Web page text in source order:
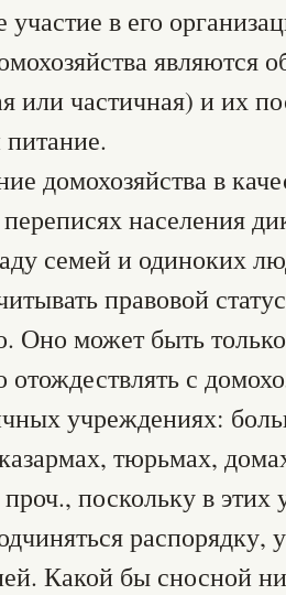
в его
являются
или частичная) и их
домохозяйства в
населения
семей и одиноких
правовой
Оно может быть
с
учреждениях:
тюрьмах,
поскольку в
распорядку,
Какой бы сносной